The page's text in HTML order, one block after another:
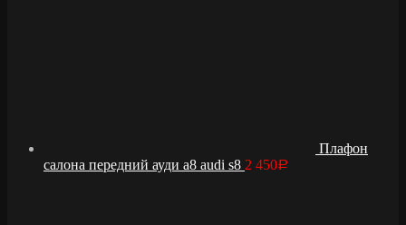
Плафон
салона передний ауди а8 audi s8 2 450Р